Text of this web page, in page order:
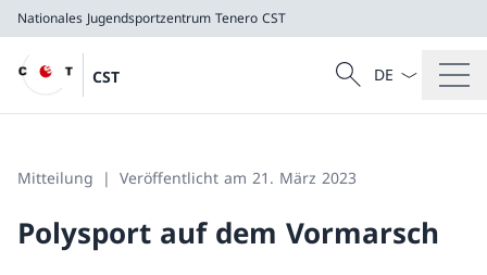
Nationales Jugendsportzentrum Tenero CST
CST
CST
Suche
Suche
Sprach
Mitteilung Veröffentlicht am 21. März 2023
Polysport auf dem Vormarsch